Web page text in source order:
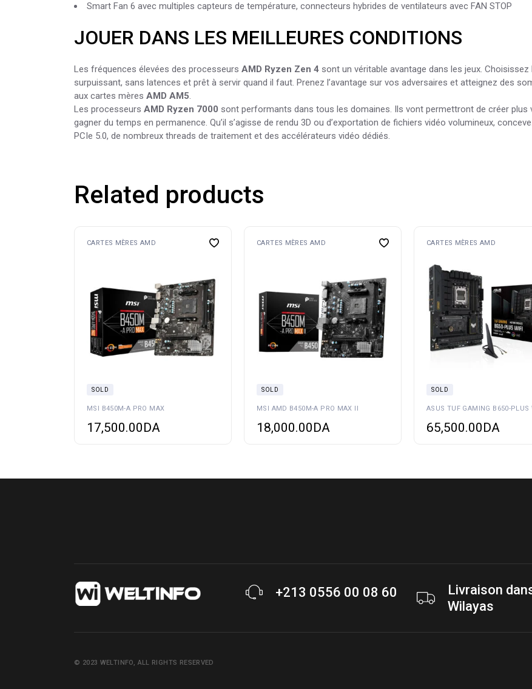
Smart Fan 6 avec multiples capteurs de température, connecteurs hybrides de ventilateurs avec FAN STOP​
JOUER DANS LES MEILLEURES CONDITIONS
Les fréquences élevées des processeurs AMD Ryzen Zen 4 sont un véritable avantage dans les jeux.
surpuissant, sans latences et prêt à servir quand il faut. Prenez l’avantage sur vos adversaires et atteignez des
aux cartes mères AMD AM5.
Les processeurs AMD Ryzen 7000 sont performants dans tous les domaines. Ils vont permettront de créer plus
gagner du temps en permanence. Qu’il s’agisse de rendu 3D ou d’exportation de fichiers vidéo volumineux,
PCIe 5.0, de nombreux threads de traitement et des accélérateurs vidéo dédiés.
Related products
CARTES MÈRES AMD
SOLD
MSI B450M-A PRO MAX
17,500.00DA
CARTES MÈRES AMD
SOLD
MSI AMD B450M-A PRO MAX II
18,000.00DA
CARTES MÈRES AMD
SOLD
ASUS TUF GAMING B650-PLUS
65,500.00DA
+213 0556 00 08 60
Livraison
Wilayas
© 2023 WELTINFO, ALL RIGHTS RESERVED